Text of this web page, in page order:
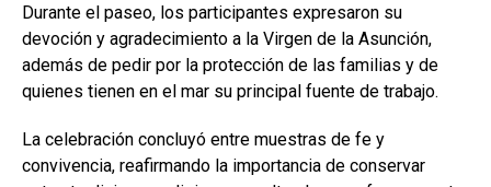
Durante el paseo, los participantes expresaron su
devoción y agradecimiento a la Virgen de la Asunción,
además de pedir por la protección de las familias y de
quienes tienen en el mar su principal fuente de trabajo.
La celebración concluyó entre muestras de fe y
convivencia, reafirmando la importancia de conservar